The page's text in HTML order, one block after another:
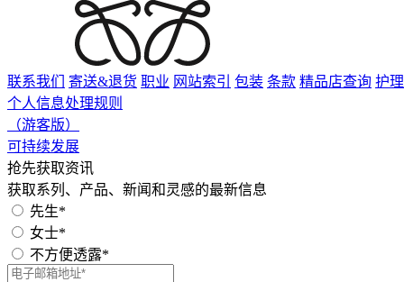
联系我们 寄送&退货 职业 网站索引 包装 条款 精品店查询 护
个人信息处理规则
（游客版）
可持续发展
抢先获取资讯
获取系列、产品、新闻和灵感的最新信息
先生*
女士*
不方便透露*